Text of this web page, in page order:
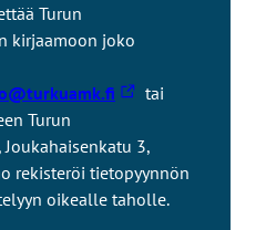
Turun
kirjaamoon joko
L
n
k
k
tai
Turun
3,
rekisteröi tietopyynnön
oikealle taholle.